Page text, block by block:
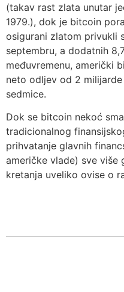
(takav rast zlata unutar
1979.), dok je bitcoin
osigurani zlatom privukli
septembru, a dodatnih
međuvremenu, američki
neto odljev od 2
sedmice.
Dok se bitcoin nekoć
tradicionalnog
prihvatanje glavnih
američke vlade) sve više
kretanja uveliko ovise o